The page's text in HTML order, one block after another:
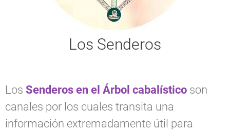
Los Senderos
Los Senderos en el Árbol cabalístico son
canales por los cuales transita una
información extremadamente útil para